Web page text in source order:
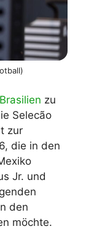
Brasilien zu
Selecão
zur
die in den
Jr. und
den
möchte.